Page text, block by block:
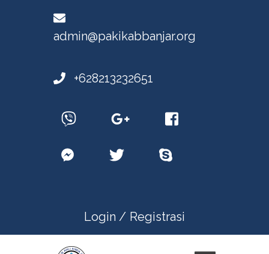
admin@pakikabbanjar.org
+628213232651
Login / Registrasi